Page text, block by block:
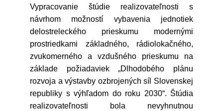
Vypracovanie štúdie realizovateľnosti s
návrhom možností vybavenia jednotiek
delostreleckého prieskumu modernými
prostriedkami základného, rádiolokačného,
zvukomerného a vzdušného prieskumu na
základe požiadaviek „Dlhodobého plánu
rozvoja a výstavby ozbrojených síl Slovenskej
republiky s výhľadom do roku 2030“. Štúdia
realizovateľnosti bola nevyhnutnou